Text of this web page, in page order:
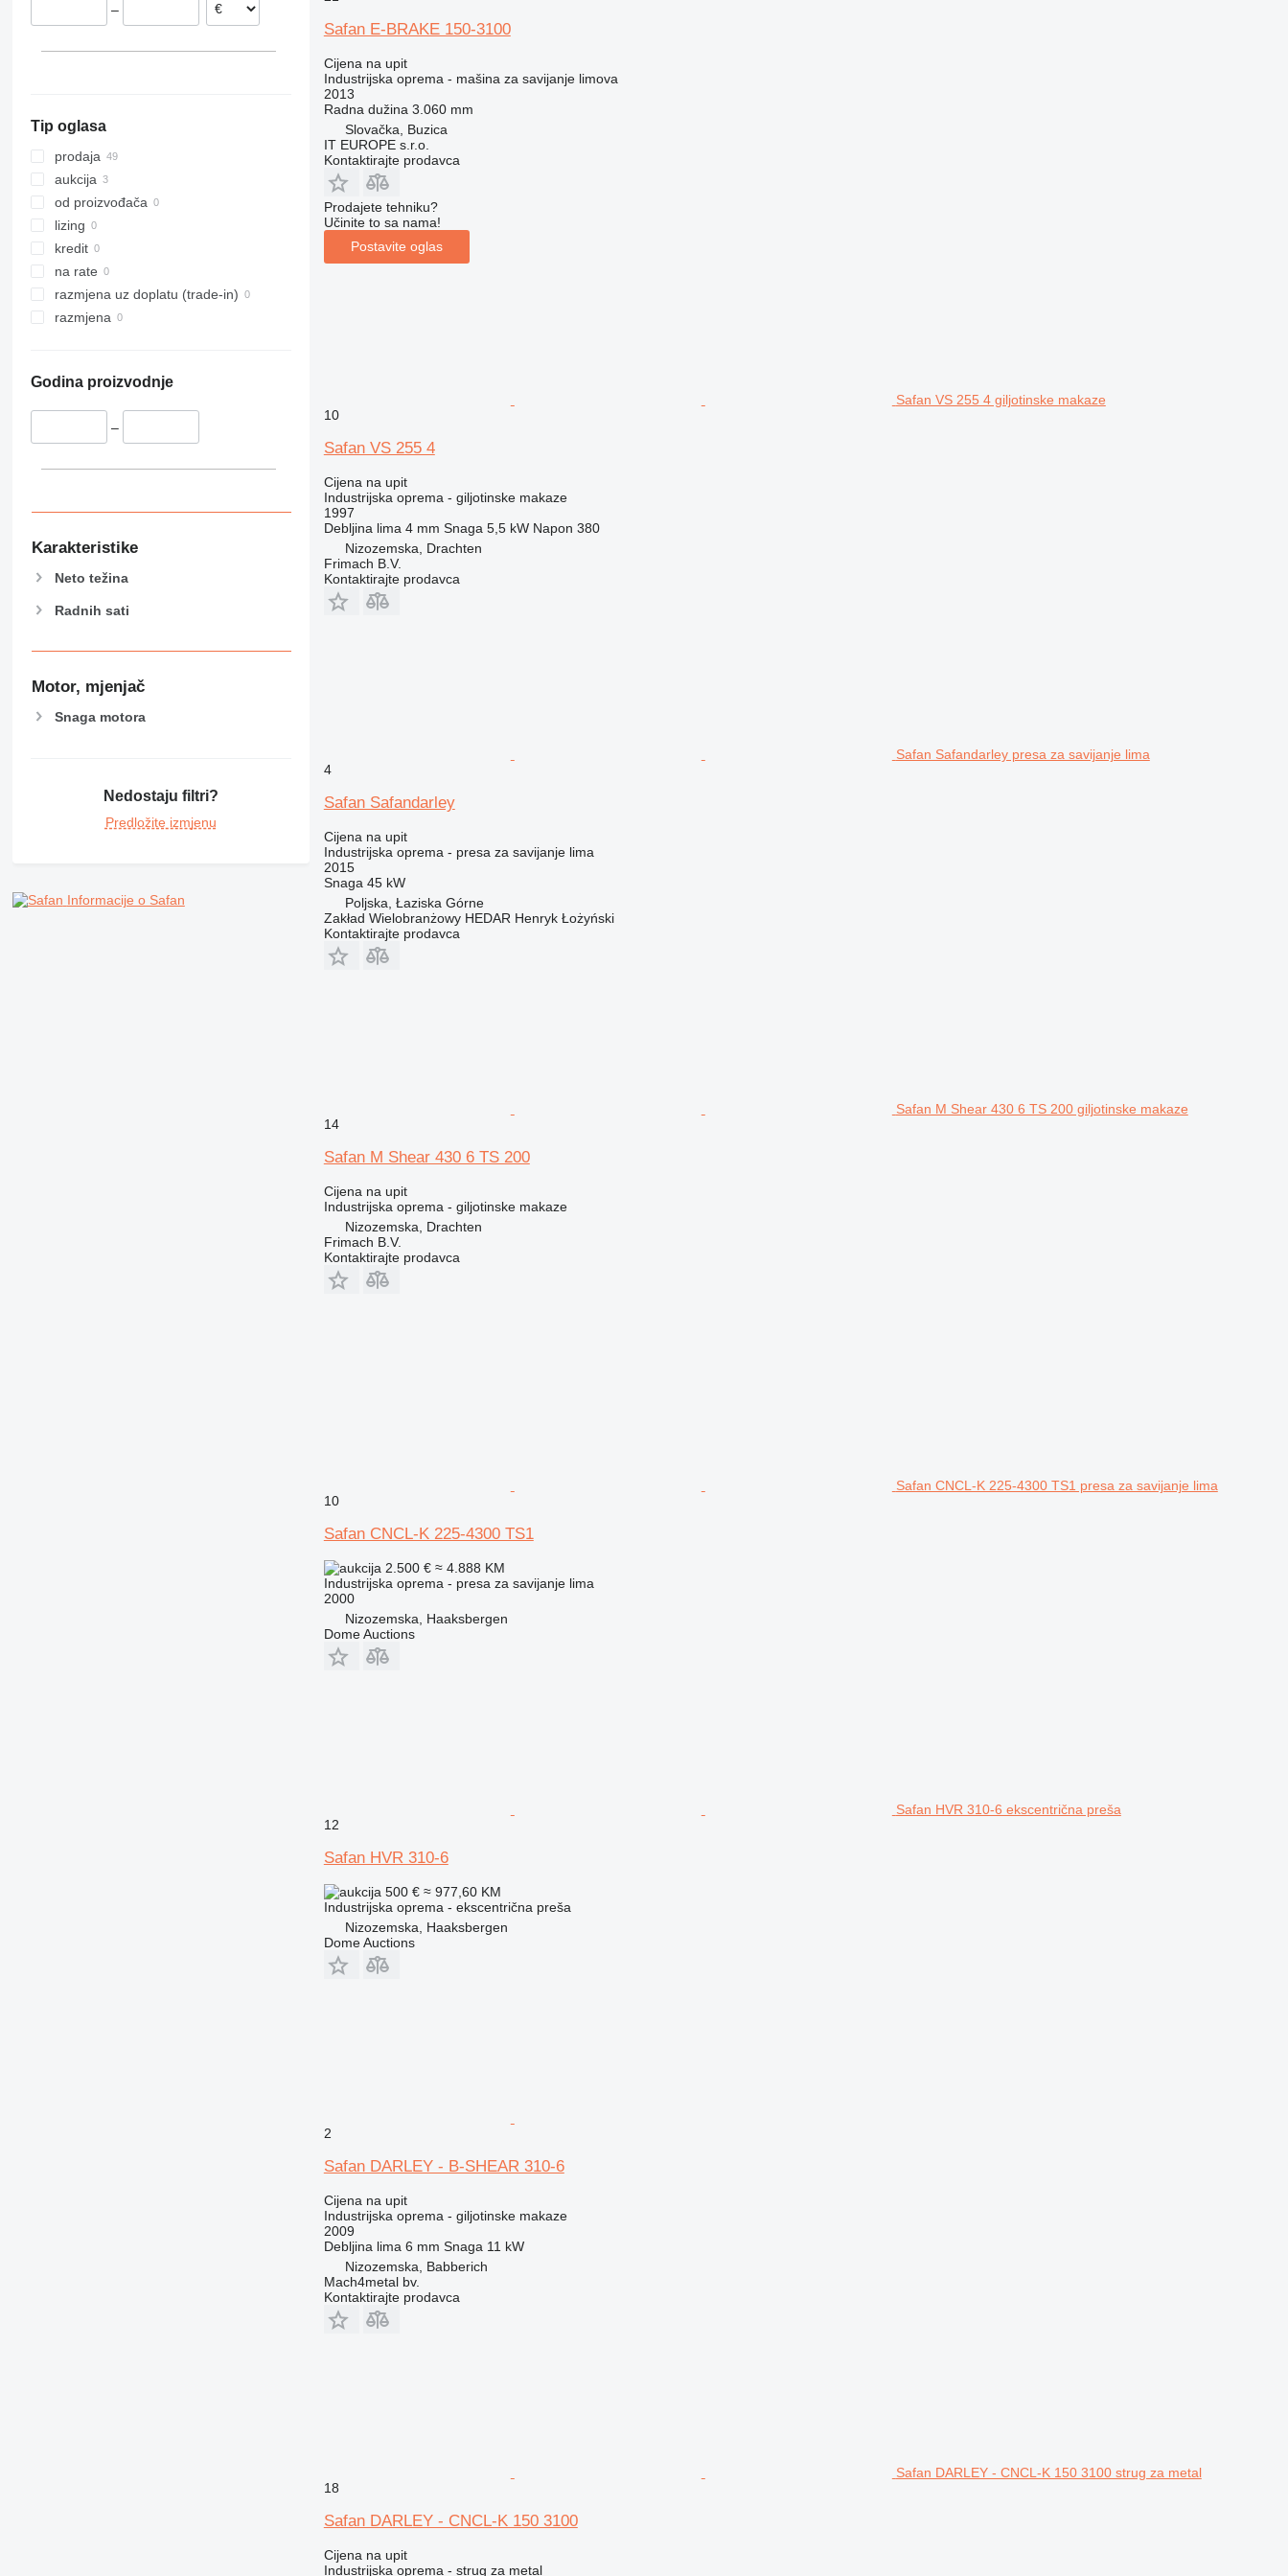
Slovačka
–
Tip oglasa
prodaja
aukcija
od proizvođača
lizing
kredit
na rate
razmjena uz doplatu (trade-in)
razmjena
Godina proizvodnje
–
Karakteristike
Neto težina
Radnih sati
Motor, mjenjač
Snaga motora
Nedostaju filtri?
Predložite izmjenu
Informacije o Safan
Safan E-BRAKE 150-3100
Cijena na upit
Industrijska oprema - mašina za savijanje limova
2013
Radna dužina 3.060 mm
Slovačka, Buzica
IT EUROPE s.r.o.
Kontaktirajte prodavca
Prodajete tehniku?
Učinite to sa nama!
Postavite oglas
Safan VS 255 4 giljotinske makaze
10
Safan VS 255 4
Cijena na upit
Industrijska oprema - giljotinske makaze
1997
Debljina lima 4 mm Snaga 5,5 kW Napon 380
Nizozemska, Drachten
Frimach B.V.
Kontaktirajte prodavca
Safan Safandarley presa za savijanje lima
4
Safan Safandarley
Cijena na upit
Industrijska oprema - presa za savijanje lima
2015
Snaga 45 kW
Poljska, Łaziska Górne
Zakład Wielobranżowy HEDAR Henryk Łożyński
Kontaktirajte prodavca
Safan M Shear 430 6 TS 200 giljotinske makaze
14
Safan M Shear 430 6 TS 200
Cijena na upit
Industrijska oprema - giljotinske makaze
Nizozemska, Drachten
Frimach B.V.
Kontaktirajte prodavca
Safan CNCL-K 225-4300 TS1 presa za savijanje lima
10
Safan CNCL-K 225-4300 TS1
2.500 € ≈ 4.888 KM
Industrijska oprema - presa za savijanje lima
2000
Nizozemska, Haaksbergen
Dome Auctions
Safan HVR 310-6 ekscentrična preša
12
Safan HVR 310-6
500 € ≈ 977,60 KM
Industrijska oprema - ekscentrična preša
Nizozemska, Haaksbergen
Dome Auctions
2
Safan DARLEY - B-SHEAR 310-6
Cijena na upit
Industrijska oprema - giljotinske makaze
2009
Debljina lima 6 mm Snaga 11 kW
Nizozemska, Babberich
Mach4metal bv.
Kontaktirajte prodavca
Safan DARLEY - CNCL-K 150 3100 strug za metal
18
Safan DARLEY - CNCL-K 150 3100
Cijena na upit
Industrijska oprema - strug za metal